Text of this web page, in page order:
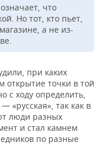
что
Но тот, кто пьет,
а не из-
при каких
открытие точки в той
с ходу определить,
«русская», так как в
люди разных
и стал камнем
по разные